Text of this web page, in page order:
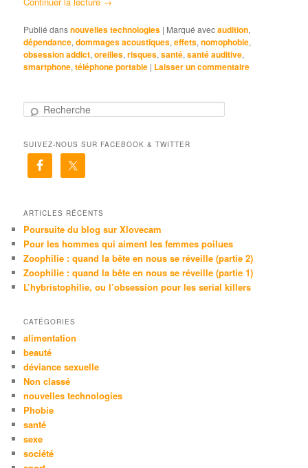
Publié dansnouvelles technologies | Marqué avecaudition,
dépendance,dommages acoustiques,effets,nomophobie,
obsession addict,oreilles,risques,santé,santé auditive,
smartphone,téléphone portable | Laisser un commentaire
h
e
SUIVEZ-NOUS SUR FACEBOOK & TWITTER
ARTICLES RÉCENTS
Poursuite du blog sur Xlovecam
Pour les hommes qui aiment les femmes poilues
Zoophilie : quand la bête en nous se réveille (partie 2)
Zoophilie : quand la bête en nous se réveille (partie 1)
L’hybristophilie, ou l’obsession pour les serial killers
CATÉGORIES
alimentation
beauté
déviance sexuelle
Non classé
nouvelles technologies
Phobie
santé
sexe
société